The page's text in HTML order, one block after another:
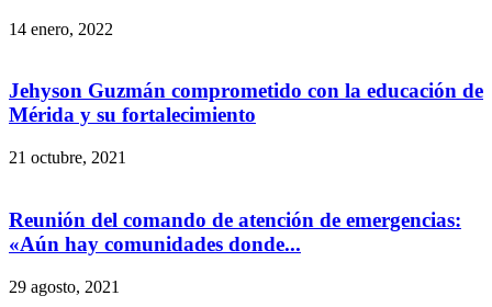
14 enero, 2022
Jehyson Guzmán comprometido con la educación de
Mérida y su fortalecimiento
21 octubre, 2021
Reunión del comando de atención de emergencias:
«Aún hay comunidades donde...
29 agosto, 2021